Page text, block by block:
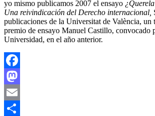
yo mismo publicamos 2007 el ensayo
Una reivindicación del Derecho internacional,
publicaciones de la Universitat de València, un
premio de ensayo Manuel Castillo, convocado
Universidad, en el año anterior.
Facebook
Mastodon
Email